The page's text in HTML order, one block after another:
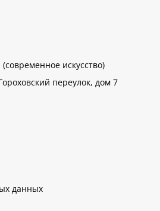
искусство)
переулок, дом 7
данных